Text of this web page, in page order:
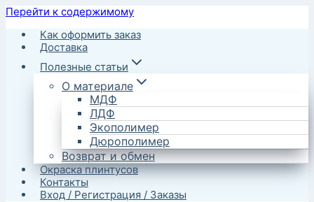
Перейти к содержимому
Как оформить заказ
Доставка
Полезные статьи
О материале
МДФ
ЛДФ
Экополимер
Дюрополимер
Возврат и обмен
Окраска плинтусов
Контакты
Вход / Регистрация / Заказы